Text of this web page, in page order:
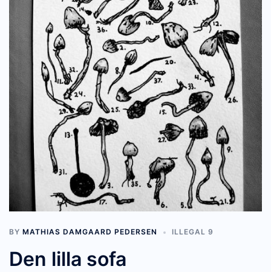
BY MATHIAS DAMGAARD PEDERSEN ILLEGAL 9
Den lilla sofa